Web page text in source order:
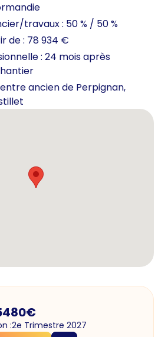
travaux : 50 % / 50 %
de : 78 934 €
: 24 mois après
ancien de Perpignan,
€
:2e Trimestre 2027